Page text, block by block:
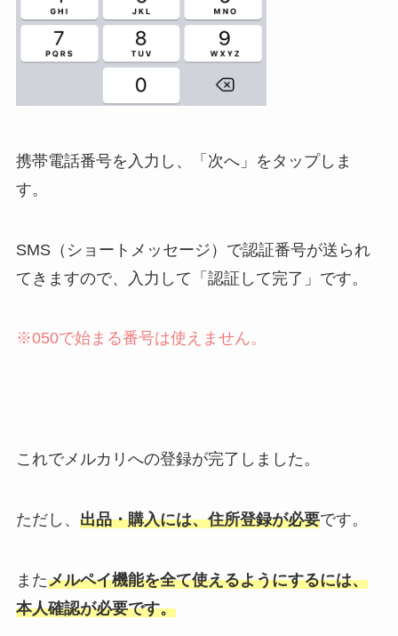
携帯電話番号を入力し、「次へ」をタップしま
す。
SMS（ショートメッセージ）で認証番号が送られ
てきますので、入力して「認証して完了」です。
※050で始まる番号は使えません。
これでメルカリへの登録が完了しました。
ただし、 出品・購入には、住所登録が必要です。
またメルペイ機能を全て使えるようにするには、
本人確認が必要です。